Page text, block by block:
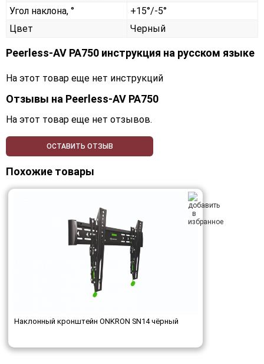
Угол наклона, °
+15°/-5°
Цвет
Черный
Peerless-AV PA750 инструкция на русском языке
На этот товар еще нет инструкций
Отзывы на Peerless-AV PA750
На этот товар еще нет отзывов.
ОСТАВИТЬ ОТЗЫВ
Похожие товары
Наклонный кронштейн ONKRON SN14 чёрный